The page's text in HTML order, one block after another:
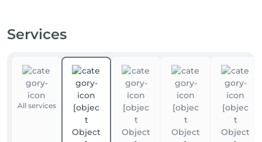
prendre soin de vous dans ce nouveau chapitre !
Ps: nous n’acceptons payement par carte , seulement
liquide ou payconiq.
À très bientôt,
Angela Rodrigues
Services
All services